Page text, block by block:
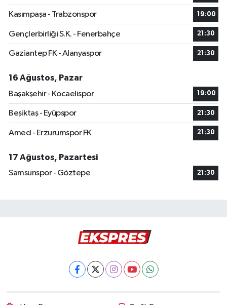
Kasımpaşa - Trabzonspor 19:00
Gençlerbirliği S.K. - Fenerbahçe 21:30
Gaziantep FK - Alanyaspor 21:30
16 Ağustos, Pazar
Başakşehir - Kocaelispor
19:00
Beşiktaş - Eyüpspor 21:30
Amed - Erzurumspor FK 21:30
17 Ağustos, Pazartesi
Samsunspor - Göztepe
21:30